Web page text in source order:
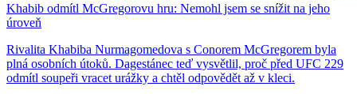
Khabib odmítl McGregorovu hru: Nemohl jsem se snížit na jeho
úroveň
Rivalita Khabiba Nurmagomedova s Conorem McGregorem byla
plná osobních útoků. Dagestánec teď vysvětlil, proč před UFC 229
odmítl soupeři vracet urážky a chtěl odpovědět až v kleci.